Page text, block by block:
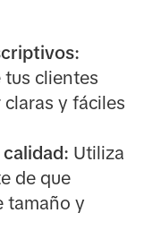
tus clientes
y fáciles
Utiliza
de que
tamaño y